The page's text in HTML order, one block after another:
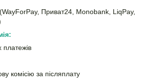
(WayForPay, Приват24, Monobank, LiqPay,
платежів
комісію за післяплату